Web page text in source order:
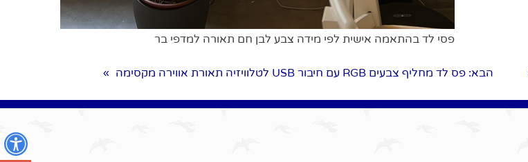
פסי לד בהתאמה אישית לפי מידה צבע לבן חם תאורה למדפי בר
הבא: פס לד מחליף צבעים RGB עם חיבור USB לטלוויזיה תאורת אווירה מקסימה »